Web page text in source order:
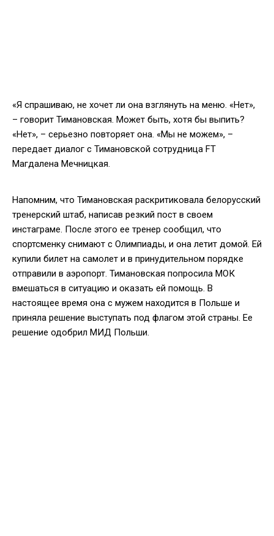
«Я спрашиваю, не хочет ли она взглянуть на меню. «Нет»,
– говорит Тимановская. Может быть, хотя бы выпить?
«Нет», – серьезно повторяет она. «Мы не можем», –
передает диалог с Тимановской сотрудница FT
Магдалена Мечницкая.
Напомним, что Тимановская раскритиковала белорусский
тренерский штаб, написав резкий пост в своем
инстаграме. После этого ее тренер сообщил, что
спортсменку снимают с Олимпиады, и она летит домой. Ей
купили билет на самолет и в принудительном порядке
отправили в аэропорт. Тимановская попросила МОК
вмешаться в ситуацию и оказать ей помощь. В
настоящее время она с мужем находится в Польше и
приняла решение выступать под флагом этой страны. Ее
решение одобрил МИД Польши.